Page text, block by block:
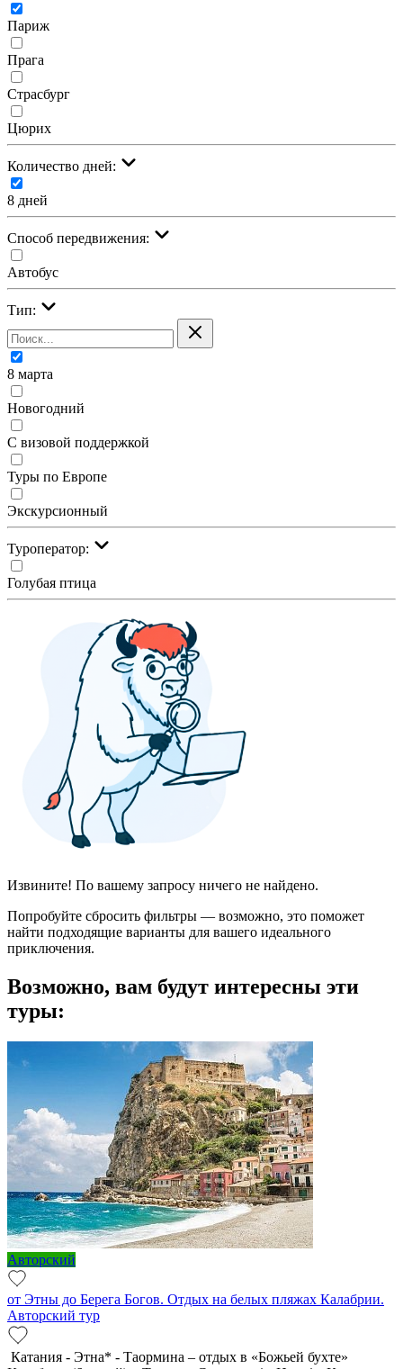
Париж
Прага
Страсбург
Цюрих
Количество дней:
8 дней
Cпособ передвижения:
Автобус
Тип:
8 марта
Новогодний
С визовой поддержкой
Туры по Европе
Экскурсионный
Туроператор:
Голубая птица
Извините! По вашему запросу ничего не найдено.
Попробуйте сбросить фильтры — возможно, это поможет
найти подходящие варианты для вашего идеального
приключения.
Возможно, вам будут интересны эти
туры:
Авторский
от Этны до Берега Богов. Отдых на белых пляжах Калабрии.
Авторский тур
Катания - Этна* - Таормина – отдых в «Божьей бухте»